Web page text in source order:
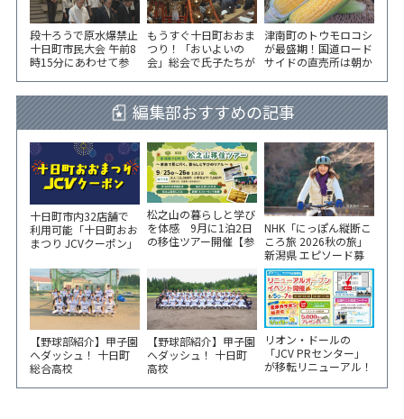
段十ろうで原水爆禁止
十日町市民大会 午前8
時15分にあわせて参
もうすぐ十日町おおま
つり！「おいよいの
会」総会で氏子たちが
津南町のトウモロコシ
が最盛期！国道ロード
サイドの直売所は朝か
編集部おすすめの記事
十日町市内32店舗で
利用可能「十日町おお
まつり JCVクーポン」
い！
松之山の暮らしと学び
を体感 9月に1泊2日
の移住ツアー開催【参
NHK「にっぽん縦断こ
ころ旅 2026秋の旅」
新潟県 エピソード募
集中！
【野球部紹介】甲子園
へダッシュ！ 十日町
総合高校
【野球部紹介】甲子園
へダッシュ！ 十日町
高校
リオン・ドールの
「JCV PRセンター」
が移転リニューアル！
ベント開催